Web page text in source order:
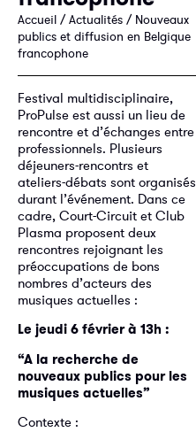
Accueil /Actualités / Nouveaux
publics et diffusion en Belgique
francophone
Festival multidisciplinaire,
ProPulse est aussi un lieu de
rencontre et d’échanges entre
professionnels. Plusieurs
déjeuners-rencontrs et
ateliers-débats sont organisés
durant l’événement. Dans ce
cadre, Court-Circuit et Club
Plasma proposent deux
rencontres rejoignant les
préoccupations de bons
nombres d’acteurs des
musiques actuelles :
Le jeudi 6 février à 13h :
“A la recherche de
nouveaux publics pour les
musiques actuelles”
Contexte :